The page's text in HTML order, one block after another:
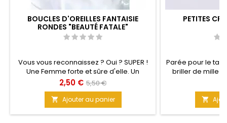
BOUCLES D'OREILLES FANTAISIE
RONDES "BEAUTÉ FATALE"
Vous vous reconnaissez ? Oui ? SUPER !
Une Femme forte et sûre d'elle. Un
modèle dans la gamme des boucles
d'oreilles fantaisie en mélamine pour
orner vos oreilles de couleurs toujours
vivifiantes. Matière : Mélamine Taille : 5,8
cm
Prix
2,50 € Prix
de
base
5,50 €
 Ajouter au panier
PETITES
Parée pour le
briller de mille
inoxydable
avec 3 rangées
ajoutent
de
